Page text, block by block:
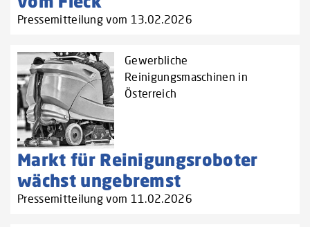
Pressemitteilung vom 13.02.2026
Gewerbliche
Reinigungsmaschinen in
Österreich
Markt für Reinigungsroboter
wächst ungebremst
Pressemitteilung vom 11.02.2026